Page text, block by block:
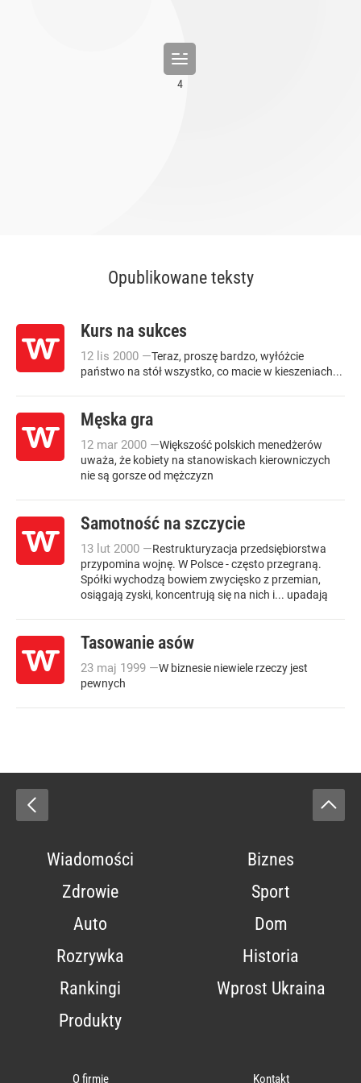
Opublikowane teksty
Kurs na sukces
12 lis 2000 —Teraz, proszę bardzo, wyłóżcie
państwo na stół wszystko, co macie w kieszeniach...
Męska gra
12 mar 2000 —Większość polskich menedżerów
uważa, że kobiety na stanowiskach kierowniczych
nie są gorsze od mężczyzn
Samotność na szczycie
13 lut 2000 —Restrukturyzacja przedsiębiorstwa
przypomina wojnę. W Polsce - często przegraną.
Spółki wychodzą bowiem zwycięsko z przemian,
osiągają zyski, koncentrują się na nich i... upadają
Tasowanie asów
23 maj 1999 —W biznesie niewiele rzeczy jest
pewnych
Wiadomości
Biznes
Zdrowie
Sport
Auto
Dom
Rozrywka
Historia
Rankingi
Wprost Ukraina
Produkty
O firmie Kontakt